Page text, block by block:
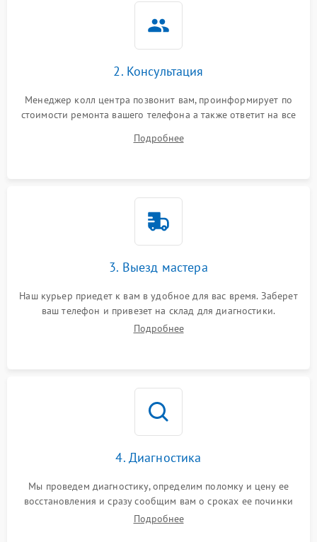
2. Консультация
Менеджер колл центра позвонит вам, проинформирует по
стоимости ремонта вашего телефона а также ответит на все
Подробнее
3. Выезд мастера
Наш курьер приедет к вам в удобное для вас время. Заберет
ваш телефон и привезет на склад для диагностики.
Подробнее
4. Диагностика
Мы проведем диагностику, определим поломку и цену ее
восстановления и сразу сообщим вам о сроках ее починки
Подробнее